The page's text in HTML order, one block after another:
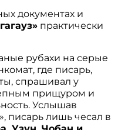
документах и
практически
рубахи на серые
где писарь,
спрашивал у
прищуром и
Услышав
писарь лишь чесал в